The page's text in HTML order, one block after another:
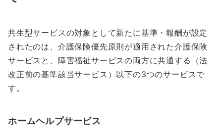
共生型サービスの対象として新たに基準・報酬が設定
されたのは、介護保険優先原則が適用された介護保険
サービスと、障害福祉サービスの両方に共通する（法
改正前の基準該当サービス）以下の3つのサービスで
す。
ホームヘルプサービス